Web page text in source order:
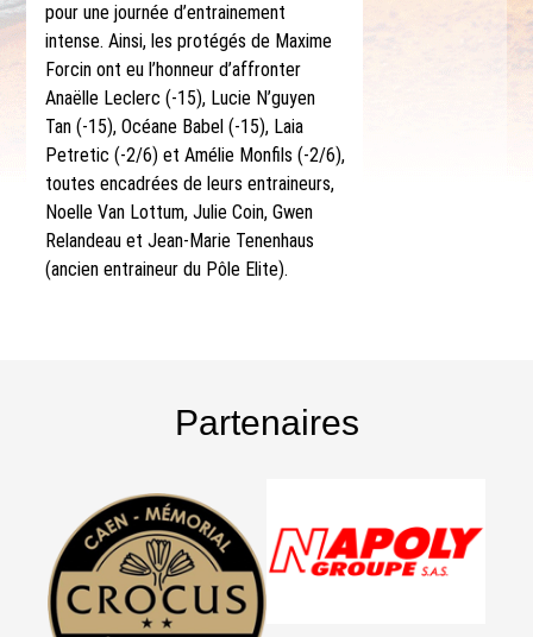
pour une journée d’entrainement
intense. Ainsi, les protégés de Maxime
Forcin ont eu l’honneur d’affronter
Anaëlle Leclerc (-15), Lucie N’guyen
Tan (-15), Océane Babel (-15), Laia
Petretic (-2/6) et Amélie Monfils (-2/6),
toutes encadrées de leurs entraineurs,
Noelle Van Lottum, Julie Coin, Gwen
Relandeau et Jean-Marie Tenenhaus
(ancien entraineur du Pôle Elite).
Partenaires